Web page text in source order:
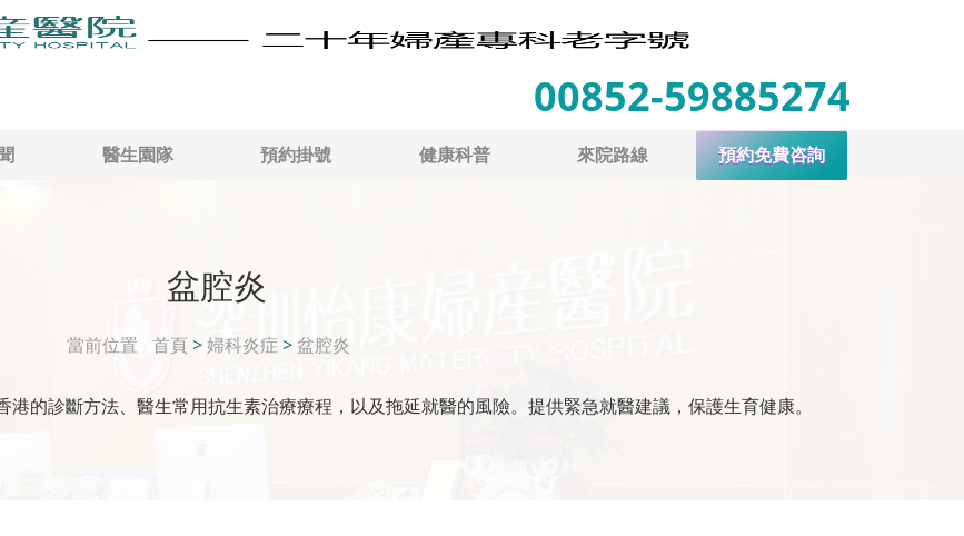
00852-59885274
醫生園隊 預約掛號 健康科普 來院路線 預約免費咨詢
盆腔炎
當前位置 首頁 >婦科炎症 >盆腔炎
的診斷方法、醫生常用抗生素治療療程，以及拖延就醫的風險。提供緊急就醫建議，保護生育健康。